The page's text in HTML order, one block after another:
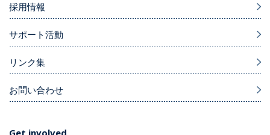
採用情報
サポート活動
リンク集
お問い合わせ
Get involved